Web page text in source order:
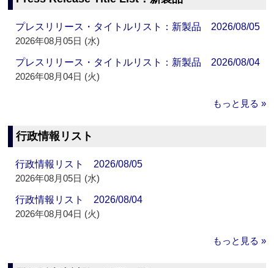
プレスリリース・タイトルリスト：新製品 2026/08/05
2026年08月05日 (水)
プレスリリース・タイトルリスト：新製品 2026/08/04
2026年08月04日 (火)
もっと見る »
行政情報リスト
行政情報リスト 2026/08/05
2026年08月05日 (水)
行政情報リスト 2026/08/04
2026年08月04日 (火)
もっと見る »